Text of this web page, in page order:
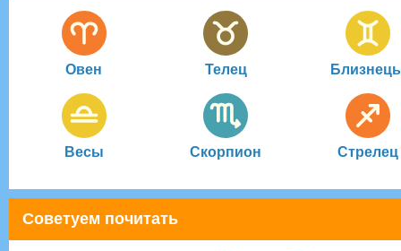
Овен Телец
Весы Скорпион Стрелец
Советуем почитать